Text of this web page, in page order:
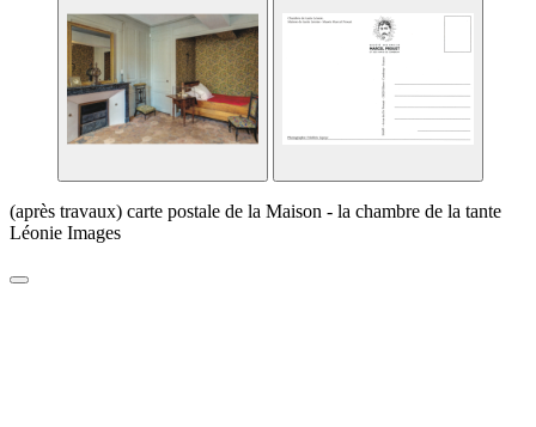
(après travaux) carte postale de la Maison - la chambre de la tante
Léonie Images